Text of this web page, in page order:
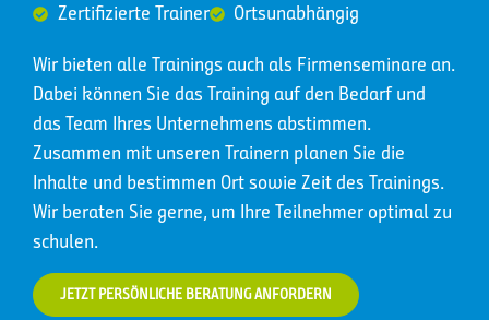
Zertifizierte Trainer
Ortsunabhängig
Wir bieten alle Trainings auch als Firmenseminare an.
Dabei können Sie das Training auf den Bedarf und
das Team Ihres Unternehmens abstimmen.
Zusammen mit unseren Trainern planen Sie die
Inhalte und bestimmen Ort sowie Zeit des Trainings.
Wir beraten Sie gerne, um Ihre Teilnehmer optimal zu
schulen.
JETZT PERSÖNLICHE BERATUNG ANFORDERN